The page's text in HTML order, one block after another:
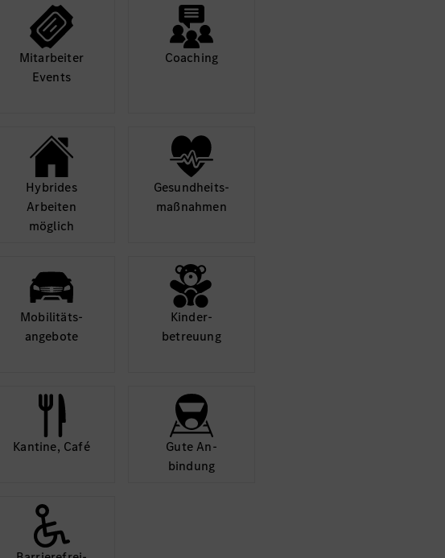
Mit­arbeiter
Events
Coaching
Hybrides
Arbeiten
möglich
Gesund­heits­
maß­nahmen
Mobilitäts­
angebote
Kinder­
betreuung
Kantine, Café
Gute An­
bindung